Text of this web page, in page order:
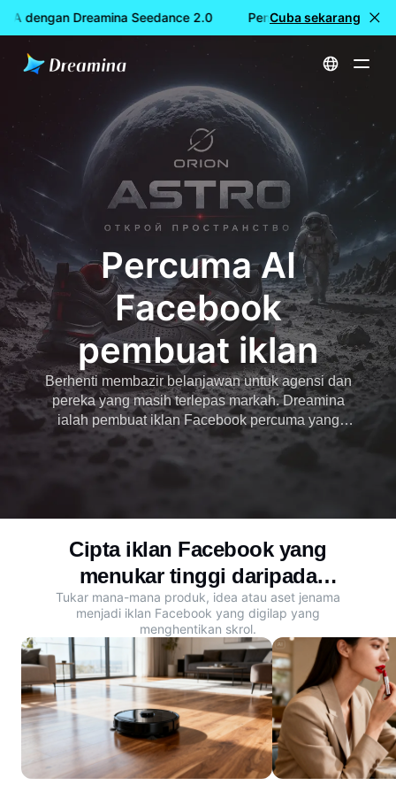
dengan Dreamina Seedance 2.0 Penciptaan video
Cuba sekarang
Utama Cipta Percuma AI Facebook pembuat iklan
Percuma AI
Facebook
pembuat iklan
Berhenti membazir belanjawan untuk agensi dan
pereka yang masih terlepas markah. Dreamina
ialah pembuat iklan Facebook percuma yang
menukar gesaan teks dan aset jenama dengan
serta-merta menjadi visual yang menghentikan
Cipta iklan Facebook yang
menukar tinggi daripada
sebarang idea
Tukar mana-mana produk, idea atau aset jenama
menjadi iklan Facebook yang digilap yang
menghentikan skrol.